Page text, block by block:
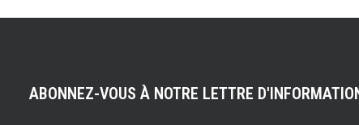
ABONNEZ-VOUS À NOTRE LETTRE